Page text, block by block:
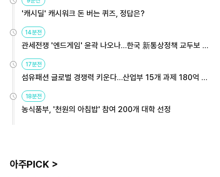
'캐시딜' 캐시워크 돈 버는 퀴즈, 정답은?
14분전
관세전쟁 '엔드게임' 윤곽 나오나…한국 新통상정책 교두보 활
용해야
17분전
섬유패션 글로벌 경쟁력 키운다…산업부 15개 과제 180억 지
원
18분전
농식품부, '천원의 아침밥' 참여 200개 대학 선정
아주PICK >